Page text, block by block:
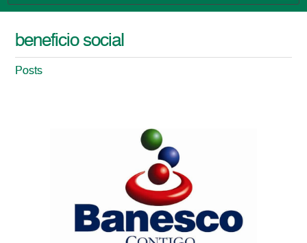
beneficio social
Posts